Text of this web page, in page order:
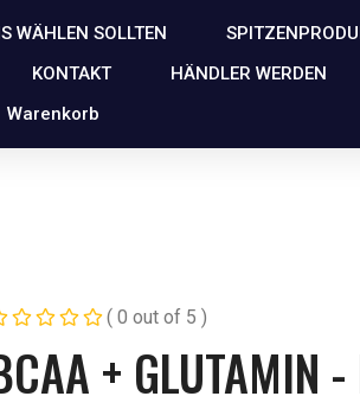
WÄHLEN SOLLTEN
KONTAKT HÄNDLER WERDEN
Warenkorb
( 0 out of 5 )
+ GLUTAMIN